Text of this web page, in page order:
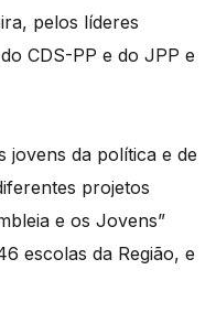
pelos líderes
CDS-PP e do JPP e
jovens da política e de
projetos
e os Jovens”
escolas da Região, e